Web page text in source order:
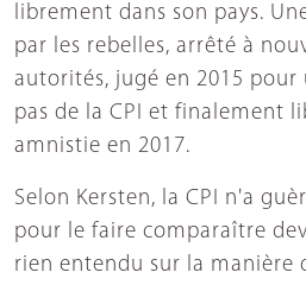
librement dans son pays.
par les rebelles, arrêté à
autorités, jugé en 2015
pas de la CPI et finalement
amnistie en 2017.
Selon Kersten, la CPI n'a
pour le faire comparaître
rien entendu sur la manière